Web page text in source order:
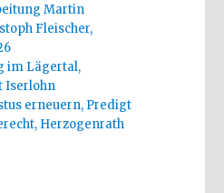
Martin
Fleischer,
im Lägertal,
Iserlohn
erneuern, Predigt
Herzogenrath